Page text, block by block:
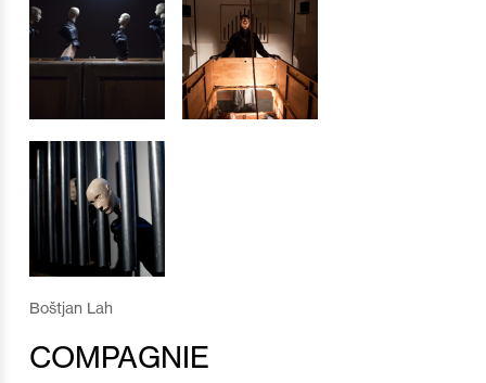
Boštjan Lah
COMPAGNIE